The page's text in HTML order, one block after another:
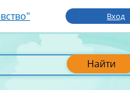
Вход
Найти